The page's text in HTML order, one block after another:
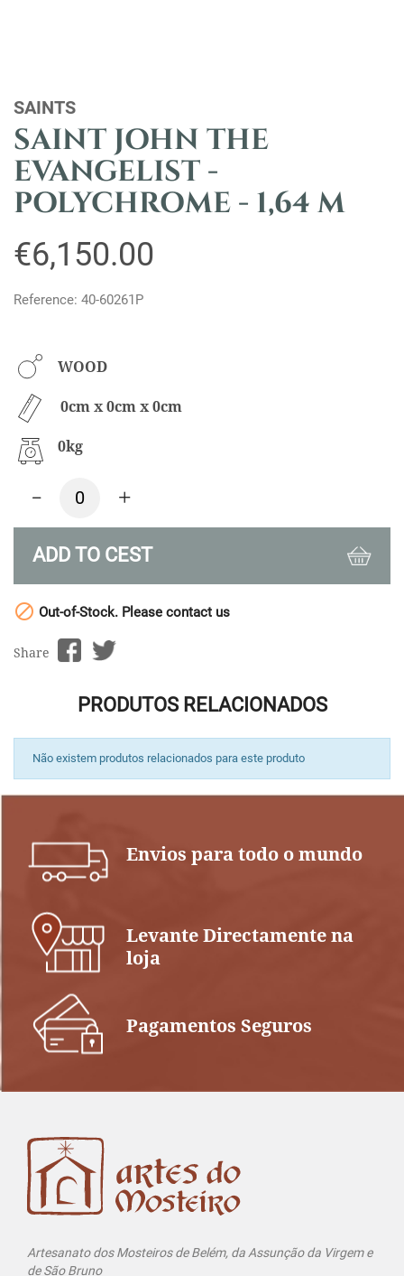
SAINTS
SAINT JOHN THE
EVANGELIST -
POLYCHROME - 1,64 M
€6,150.00
Reference: 40-60261P
WOOD
0cm x 0cm x 0cm
0kg
- +
ADD TO CEST
 Out-of-Stock. Please contact us
Share
PRODUTOS RELACIONADOS
Não existem produtos relacionados para este produto
Envios para todo o mundo
Levante Directamente na
loja
Pagamentos Seguros
Artesanato dos Mosteiros de Belém, da Assunção da Virgem e
de São Bruno